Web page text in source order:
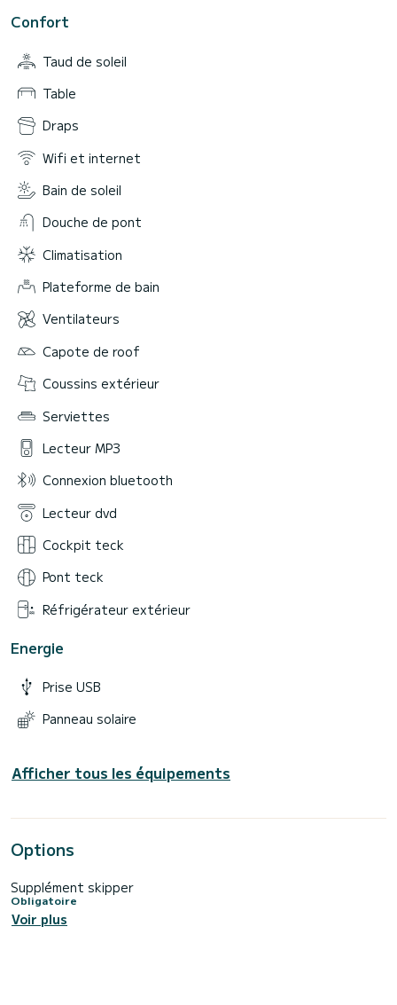
Confort
Taud de soleil
Table
Draps
Wifi et internet
Bain de soleil
Douche de pont
Climatisation
Plateforme de bain
Ventilateurs
Capote de roof
Coussins extérieur
Serviettes
Lecteur MP3
Connexion bluetooth
Lecteur dvd
Cockpit teck
Pont teck
Réfrigérateur extérieur
Energie
Prise USB
Panneau solaire
Afficher tous les équipements
Options
Supplément skipper
Obligatoire
Voir plus